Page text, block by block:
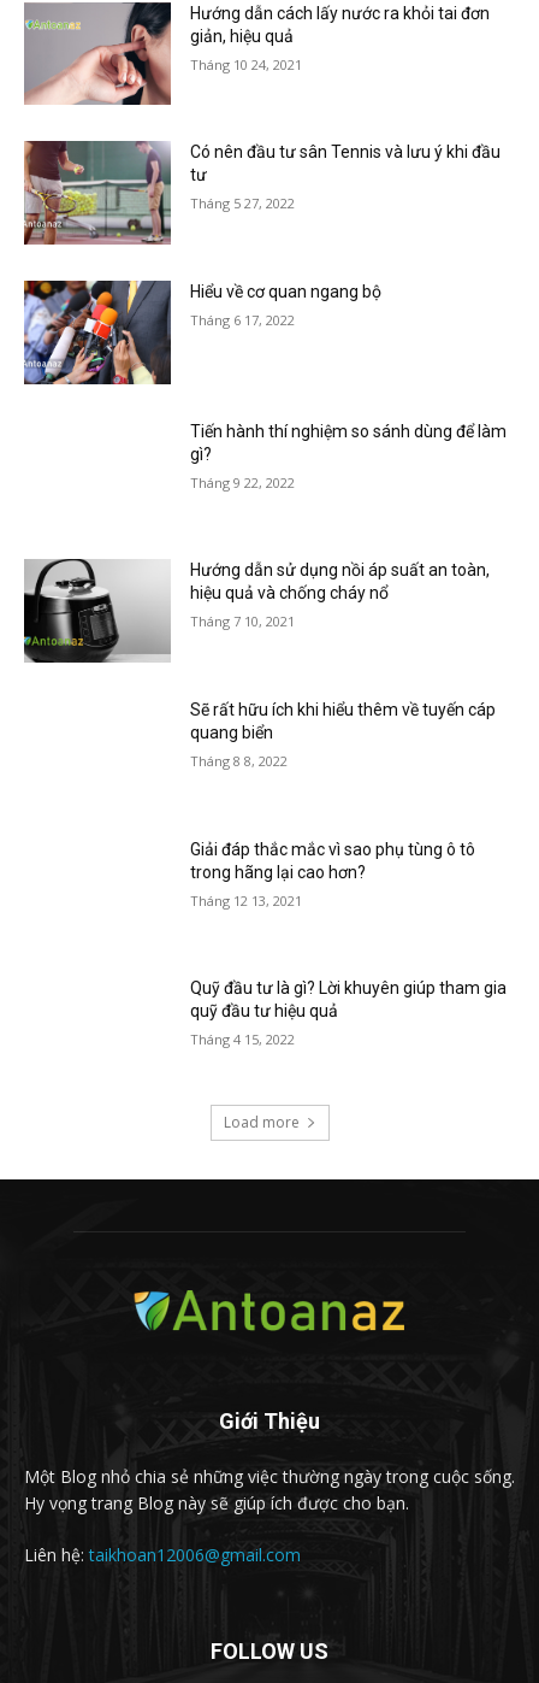
Hướng dẫn cách lấy nước ra khỏi tai đơn
giản, hiệu quả
Tháng 10 24, 2021
Có nên đầu tư sân Tennis và lưu ý khi đầu
tư
Tháng 5 27, 2022
Hiểu về cơ quan ngang bộ
Tháng 6 17, 2022
Tiến hành thí nghiệm so sánh dùng để làm
gì?
Tháng 9 22, 2022
Hướng dẫn sử dụng nồi áp suất an toàn,
hiệu quả và chống cháy nổ
Tháng 7 10, 2021
Sẽ rất hữu ích khi hiểu thêm về tuyến cáp
quang biển
Tháng 8 8, 2022
Giải đáp thắc mắc vì sao phụ tùng ô tô
trong hãng lại cao hơn?
Tháng 12 13, 2021
Quỹ đầu tư là gì? Lời khuyên giúp tham gia
quỹ đầu tư hiệu quả
Tháng 4 15, 2022
Load more
Giới Thiệu
Một Blog nhỏ chia sẻ những việc thường ngày trong cuộc sống.
Hy vọng trang Blog này sẽ giúp ích được cho bạn.
Liên hệ:taikhoan12006@gmail.com
FOLLOW US